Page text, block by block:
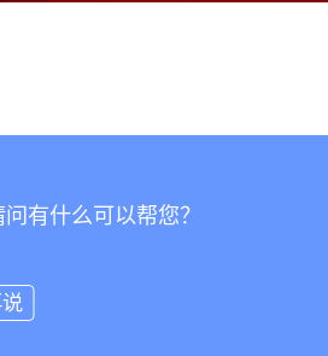
有什么可以帮您？